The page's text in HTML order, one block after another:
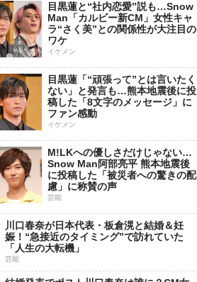
目黒蓮と“社内恋愛”説も…Snow
Man「カルビー新CM」女性キャ
ラ“さく美”との関係性が大注目の
ワケ
イケメン
目黒蓮「“頑張って”とは言いたく
ない」と発言も…熊本地震後に投
稿した「8文字のメッセージ」に
ファン感動
イケメン
M!LKへの優しさだけじゃない…
Snow Man阿部亮平 熊本地震後
に投稿した「被災者への驚きの配
慮」に称賛の声
芸能
川口春奈が日本代表・板倉滉と結婚＆妊
娠！“急接近のタイミング”で訪れていた
「人生の大転機」
芸能